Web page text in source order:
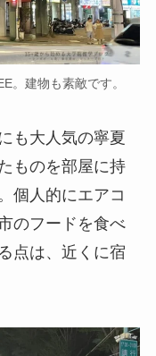
。建物も素敵です。
も大人気の寧夏
ものを部屋に持
個人的にエアコ
のフードを食べ
点は、近くに宿